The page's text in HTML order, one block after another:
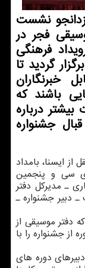
نشست
فجر در
رویداد فرهنگی
گردید تا
خبرنگاران
باشند كه
درباره
جشنواره
ایسنا، بامداد
ـ مدیركل دفتر
دبیر جشنواره ـ
دفتر موسیقی از
از جشنواره را با
دوره های